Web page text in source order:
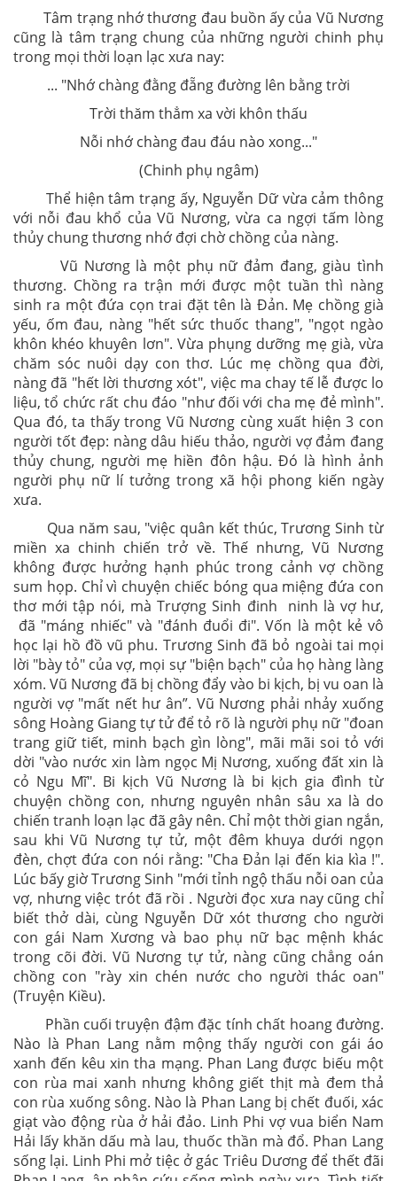
Tâm trạng nhớ thương đau buồn ấy của Vũ Nương
cũng là tâm trạng chung của những người chinh phụ
trong mọi thời loạn lạc xưa nay:
... "Nhớ chàng đằng đẵng đường lên bằng trời
Trời thăm thẳm xa vời khôn thấu
Nỗi nhớ chàng đau đáu nào xong..."
(Chinh phụ ngâm)
Thể hiện tâm trạng ấy, Nguyễn Dữ vừa cảm thông
với nỗi đau khổ của Vũ Nương, vừa ca ngợi tấm lòng
thủy chung thương nhớ đợi chờ chồng của nàng.
Vũ Nương là một phụ nữ đảm đang, giàu tình
thương. Chồng ra trận mới được một tuần thì nàng
sinh ra một đứa cọn trai đặt tên là Đản. Mẹ chồng già
yếu, ốm đau, nàng "hết sức thuốc thang", "ngọt ngào
khôn khéo khuyên lơn". Vừa phụng dưỡng mẹ già, vừa
chăm sóc nuôi dạy con thơ. Lúc mẹ chồng qua đời,
nàng đã "hết lời thương xót", việc ma chay tế lễ được lo
liệu, tổ chức rất chu đáo "như đối với cha mẹ đẻ mình".
Qua đó, ta thấy trong Vũ Nương cùng xuất hiện 3 con
người tốt đẹp: nàng dâu hiếu thảo, người vợ đảm đang
thủy chung, người mẹ hiền đôn hậu. Đó là hình ảnh
người phụ nữ lí tưởng trong xã hội phong kiến ngày
xưa.
Qua năm sau, "việc quân kết thúc, Trương Sinh từ
miền xa chinh chiến trở về. Thế nhưng, Vũ Nương
không được hưởng hạnh phúc trong cảnh vợ chồng
sum họp. Chỉ vì chuyện chiếc bóng qua miệng đứa con
thơ mới tập nói, mà Trượng Sinh đinh ninh là vợ hư,
đã "máng nhiếc" và "đánh đuổi đi". Vốn là một kẻ vô
học lại hồ đồ vũ phu. Trương Sinh đã bỏ ngoài tai mọi
lời "bày tỏ" của vợ, mọi sự "biện bạch" của họ hàng làng
xóm. Vũ Nương đã bị chồng đẩy vào bi kịch, bị vu oan là
người vợ "mất nết hư ân”. Vũ Nương phải nhảy xuống
sông Hoàng Giang tự tử để tỏ rõ là người phụ nữ "đoan
trang giữ tiết, minh bạch gìn lòng", mãi mãi soi tỏ với
dời "vào nước xin làm ngọc Mị Nương, xuống đất xin là
cỏ Ngu Mĩ". Bi kịch Vũ Nương là bi kịch gia đình từ
chuyện chồng con, nhưng nguyên nhân sâu xa là do
chiến tranh loạn lạc đã gây nên. Chỉ một thời gian ngắn,
sau khi Vũ Nương tự tử, một đêm khuya dưới ngọn
đèn, chợt đứa con nói rằng: "Cha Đản lại đến kia kìa !".
Lúc bấy giờ Trương Sinh "mới tỉnh ngộ thấu nỗi oan của
vợ, nhưng việc trót đã rồi . Người đọc xưa nay cũng chỉ
biết thở dài, cùng Nguyễn Dữ xót thương cho người
con gái Nam Xương và bao phụ nữ bạc mệnh khác
trong cõi đời. Vũ Nương tự tử, nàng cũng chẳng oán
chồng con "rày xin chén nước cho người thác oan"
(Truyện Kiều).
Phần cuối truyện đậm đặc tính chất hoang đường.
Nào là Phan Lang nằm mộng thấy người con gái áo
xanh đến kêu xin tha mạng. Phan Lang được biếu một
con rùa mai xanh nhưng không giết thịt mà đem thả
con rùa xuống sông. Nào là Phan Lang bị chết đuối, xác
giạt vào động rùa ở hải đảo. Linh Phi vợ vua biển Nam
Hải lấy khăn dấu mà lau, thuốc thần mà đổ. Phan Lang
sống lại. Linh Phi mở tiệc ở gác Triêu Dương để thết đãi